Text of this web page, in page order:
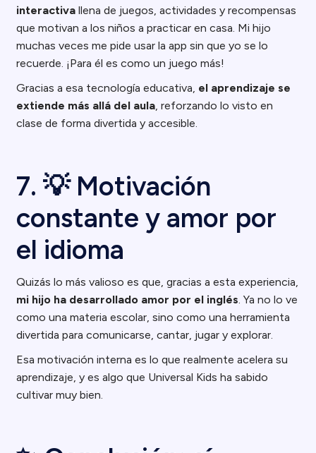
interactiva llena de juegos, actividades y recompensas
que motivan a los niños a practicar en casa. Mi hijo
muchas veces me pide usar la app sin que yo se lo
recuerde. ¡Para él es como un juego más!
Gracias a esa tecnología educativa, el aprendizaje se
extiende más allá del aula, reforzando lo visto en
clase de forma divertida y accesible.
7. 💡 Motivación
constante y amor por
el idioma
Quizás lo más valioso es que, gracias a esta experiencia,
mi hijo ha desarrollado amor por el inglés. Ya no lo ve
como una materia escolar, sino como una herramienta
divertida para comunicarse, cantar, jugar y explorar.
Esa motivación interna es lo que realmente acelera su
aprendizaje, y es algo que Universal Kids ha sabido
cultivar muy bien.